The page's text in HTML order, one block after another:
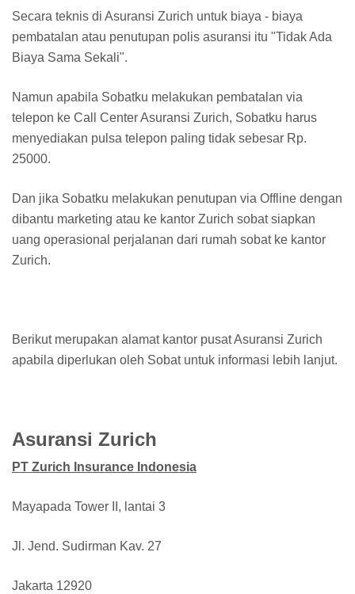
Secara teknis di Asuransi Zurich untuk biaya - biaya
pembatalan atau penutupan polis asuransi itu "Tidak Ada
Biaya Sama Sekali".
Namun apabila Sobatku melakukan pembatalan via
telepon ke Call Center Asuransi Zurich, Sobatku harus
menyediakan pulsa telepon paling tidak sebesar Rp.
25000.
Dan jika Sobatku melakukan penutupan via Offline dengan
dibantu marketing atau ke kantor Zurich sobat siapkan
uang operasional perjalanan dari rumah sobat ke kantor
Zurich.
Berikut merupakan alamat kantor pusat Asuransi Zurich
apabila diperlukan oleh Sobat untuk informasi lebih lanjut.
Asuransi Zurich
PT Zurich Insurance Indonesia
Mayapada Tower II, lantai 3
Jl. Jend. Sudirman Kav. 27
Jakarta 12920